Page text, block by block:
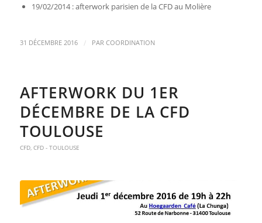
19/02/2014 : afterwork parisien de la CFD au Molière
31 DÉCEMBRE 2016 / PAR COORDINATION
AFTERWORK DU 1ER
DÉCEMBRE DE LA CFD
TOULOUSE
CFD, CFD - TOULOUSE